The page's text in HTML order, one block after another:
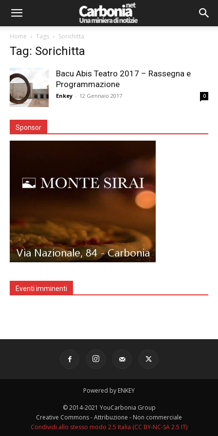
Home Tags Sorichitta
Tag: Sorichitta
Bacu Abis Teatro 2017 – Rassegna e
Programmazione
Enkey - 12 Gennaio 2017 0
Sponsor
Eventi imminenti
Powered by ENKEY
© 2014-2021 YouCarbonia Group
Creative Commons - Attribuzione - Non commerciale
Condividi allo stesso modo 2.5 Italia (CC BY-NC-SA 2.5 IT)